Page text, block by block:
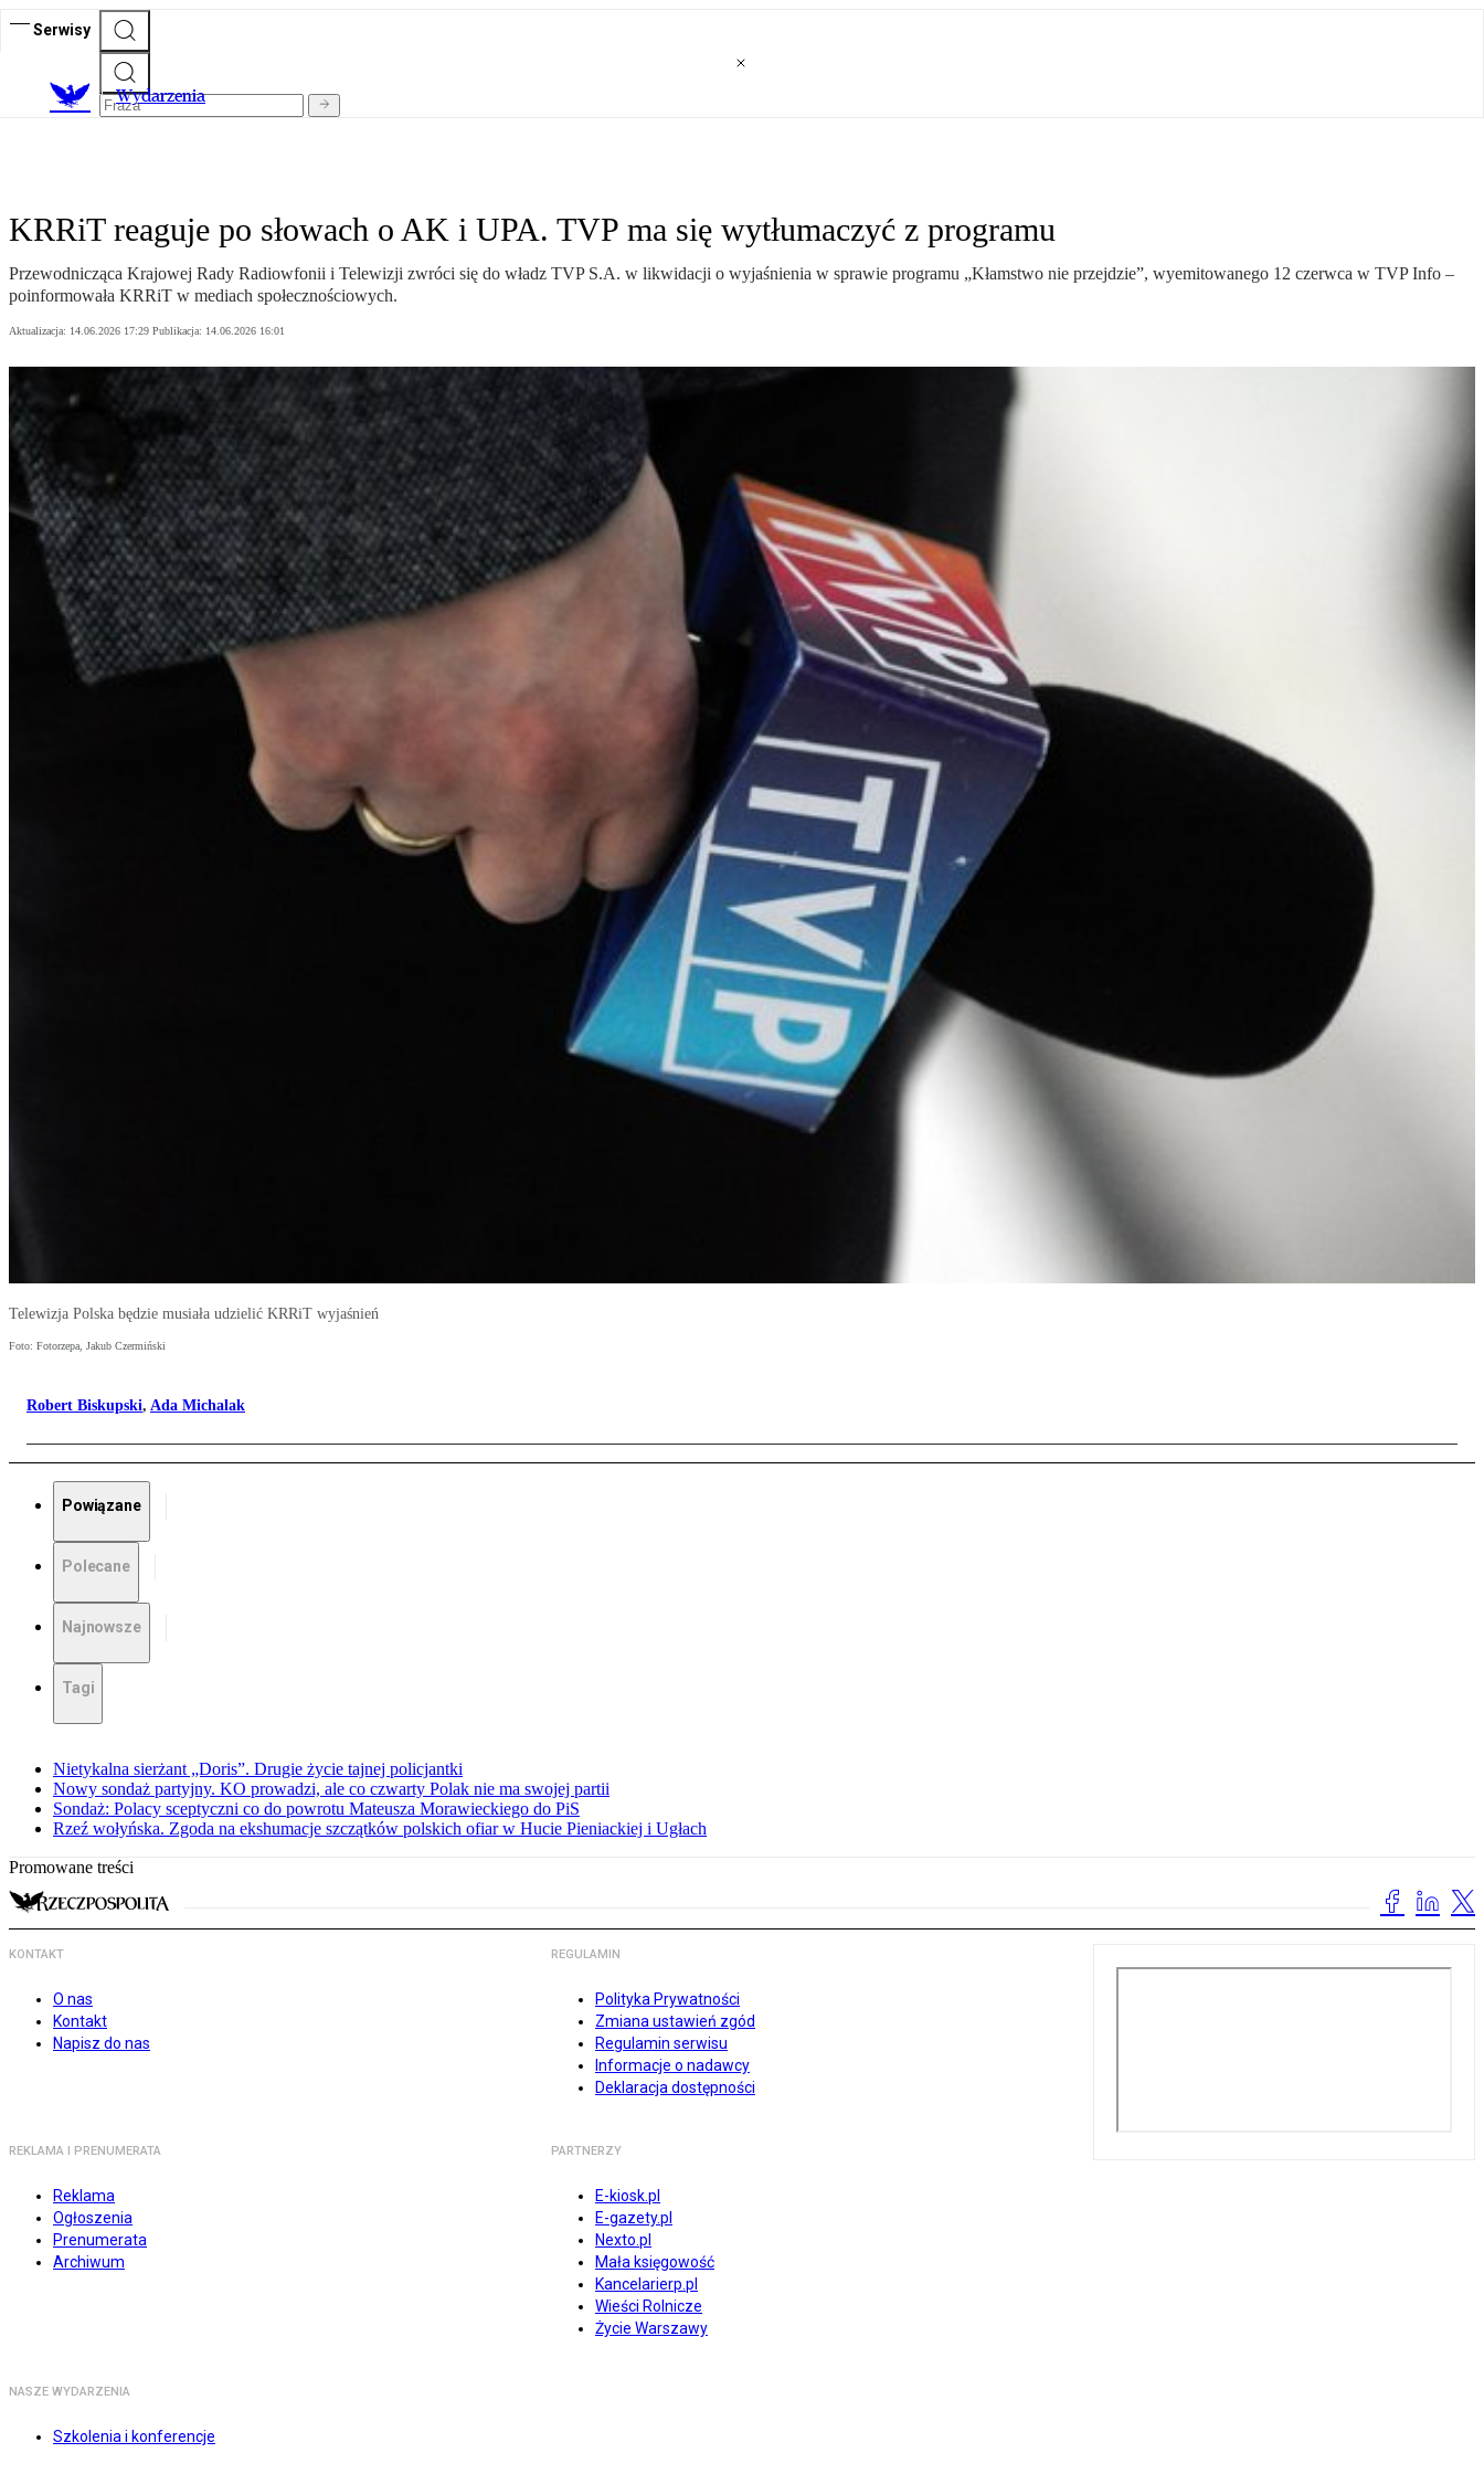
Serwisy
Wydarzenia
KRRiT reaguje po słowach o AK i UPA. TVP ma się wytłumaczyć z programu
Przewodnicząca Krajowej Rady Radiowfonii i Telewizji zwróci się do władz TVP S.A. w likwidacji o wyjaśnienia w sprawie programu „Kłamstwo nie przejdzie”, wyemitowanego 12 czerwca w TVP Info –
poinformowała KRRiT w mediach społecznościowych.
Aktualizacja: 14.06.2026 17:29 Publikacja: 14.06.2026 16:01
Telewizja Polska będzie musiała udzielić KRRiT wyjaśnień
Foto: Fotorzepa, Jakub Czermiński
Robert Biskupski, Ada Michalak
Powiązane
Polecane
Najnowsze
Tagi
Nietykalna sierżant „Doris”. Drugie życie tajnej policjantki
Nowy sondaż partyjny. KO prowadzi, ale co czwarty Polak nie ma swojej partii
Sondaż: Polacy sceptyczni co do powrotu Mateusza Morawieckiego do PiS
Rzeź wołyńska. Zgoda na ekshumacje szczątków polskich ofiar w Hucie Pieniackiej i Ugłach
Promowane treści
KONTAKT
O nas
Kontakt
Napisz do nas
REGULAMIN
Polityka Prywatności
Zmiana ustawień zgód
Regulamin serwisu
Informacje o nadawcy
Deklaracja dostępności
REKLAMA I PRENUMERATA
Reklama
Ogłoszenia
Prenumerata
Archiwum
PARTNERZY
E-kiosk.pl
E-gazety.pl
Nexto.pl
Mała księgowość
Kancelarierp.pl
Wieści Rolnicze
Życie Warszawy
NASZE WYDARZENIA
Szkolenia i konferencje